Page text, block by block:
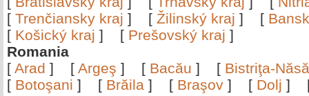
[ Trenčiansky kraj ] [ Žilinský kraj ] [
[ Košický kraj ] [ Prešovský kraj ]
Romania
[ Arad ] [ Argeş ] [ Bacău ] [ Bistriţa-
[ Botoşani ] [ Brăila ] [ Braşov ] [ Dolj ]